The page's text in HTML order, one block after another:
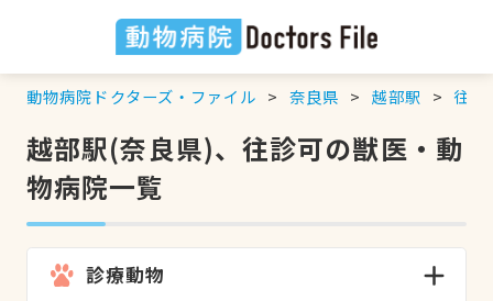
動物病院ドクターズ・ファイル 奈良県 越部駅 往診
越部駅(奈良県)、往診可の獣医・動
物病院一覧
診療動物